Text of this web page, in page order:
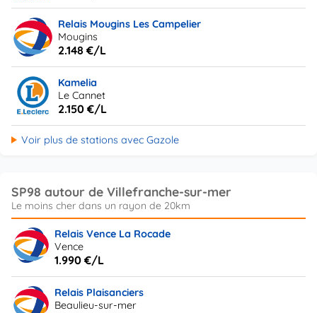
Relais Mougins Les Campelier
Mougins
2.148 €/L
Kamelia
Le Cannet
2.150 €/L
Voir plus de stations avec Gazole
SP98 autour de Villefranche-sur-mer
Relais Vence La Rocade
Vence
1.990 €/L
Relais Plaisanciers
Beaulieu-sur-mer